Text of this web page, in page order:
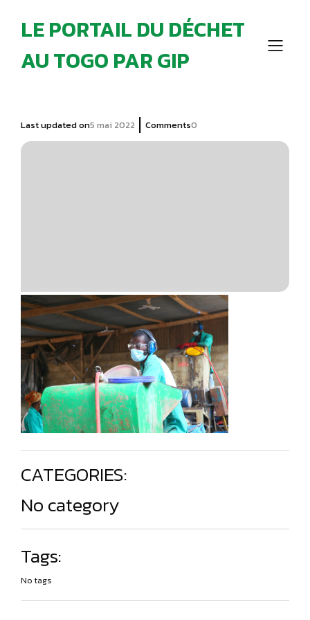
LE PORTAIL DU DÉCHET
AU TOGO PAR GIP
Last updated on5 mai 2022 | Comments0
CATEGORIES:
No category
Tags:
No tags